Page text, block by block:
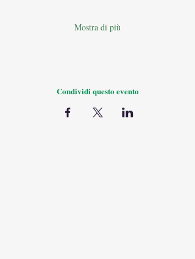
Mostra di più
Condividi questo evento